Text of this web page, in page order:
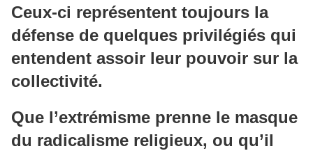
Ceux-ci représentent toujours la
défense de quelques privilégiés qui
entendent assoir leur pouvoir sur la
collectivité.
Que l’extrémisme prenne le masque
du radicalisme religieux, ou qu’il